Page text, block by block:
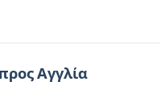
Αγγλία